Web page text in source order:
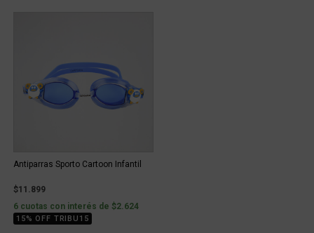
Antiparras Sporto Cartoon Infantil
$11.899
6 cuotas con interés de $2.624
15% OFF TRIBU15